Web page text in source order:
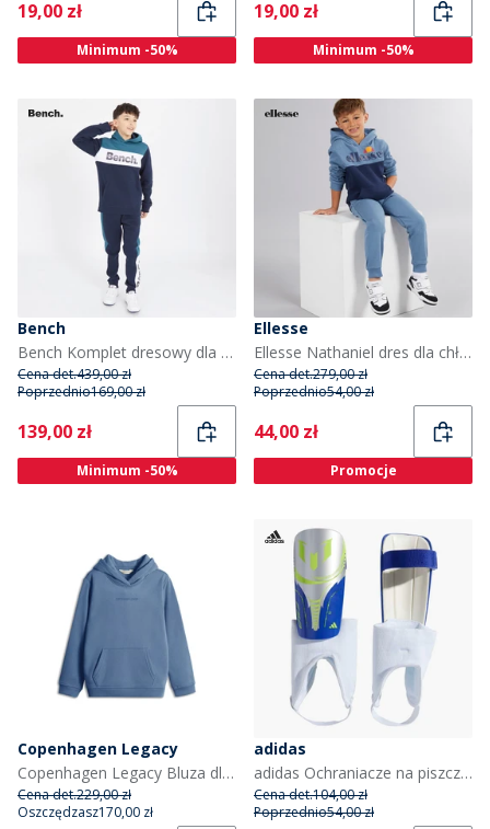
Current
19,00 zł
Minimum -50%
Current
19,00 zł
Minimum -50%
Bench
Bench Komplet dresowy dla chłopca kolor granatowy
Cena det.439,00 zł
Poprzednio169,00 zł
Current
139,00 zł
Minimum -50%
Ellesse
Ellesse Nathaniel dres dla chłopca kolor niebieski
Cena det.279,00 zł
Poprzednio54,00 zł
Current
44,00 zł
Promocje
Copenhagen Legacy
Copenhagen Legacy Bluza dla dzieci kolor melanżowy
Cena det.229,00 zł
Oszczędzasz170,00 zł
adidas
adidas Ochraniacze na piszczele Messi Match Slip In dla dziecka kolor Silver Metallic/Lucid Blue/Solar Yellow
Cena det.104,00 zł
Poprzednio54,00 zł